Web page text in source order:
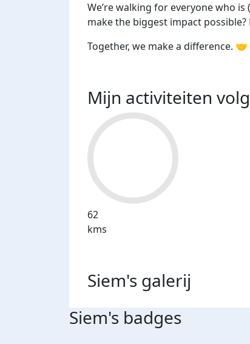
We’re walking for everyone who
make the biggest impact
Together, we make a difference. 🤝
Mijn activiteiten
62
kms
Siem's galerij
Siem's badges